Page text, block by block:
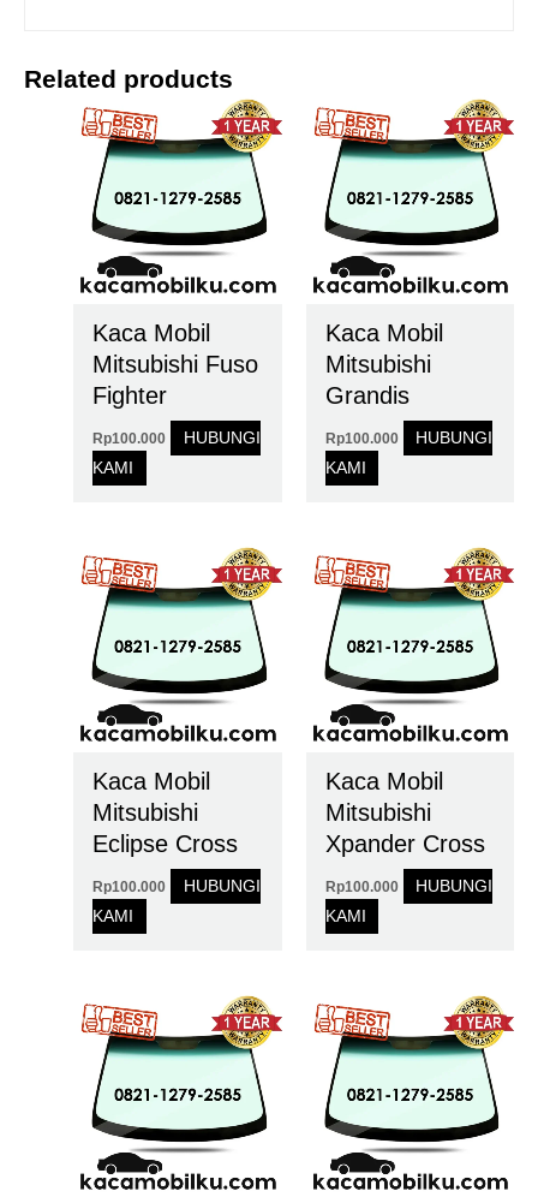
Related products
Kaca Mobil
Mitsubishi Fuso
Fighter
Rp100.000
HUBUNGI
KAMI
Kaca Mobil
Mitsubishi
Grandis
Rp100.000
HUBUNGI
KAMI
Kaca Mobil
Mitsubishi
Eclipse Cross
Rp100.000
HUBUNGI
KAMI
Kaca Mobil
Mitsubishi
Xpander Cross
Rp100.000
HUBUNGI
KAMI